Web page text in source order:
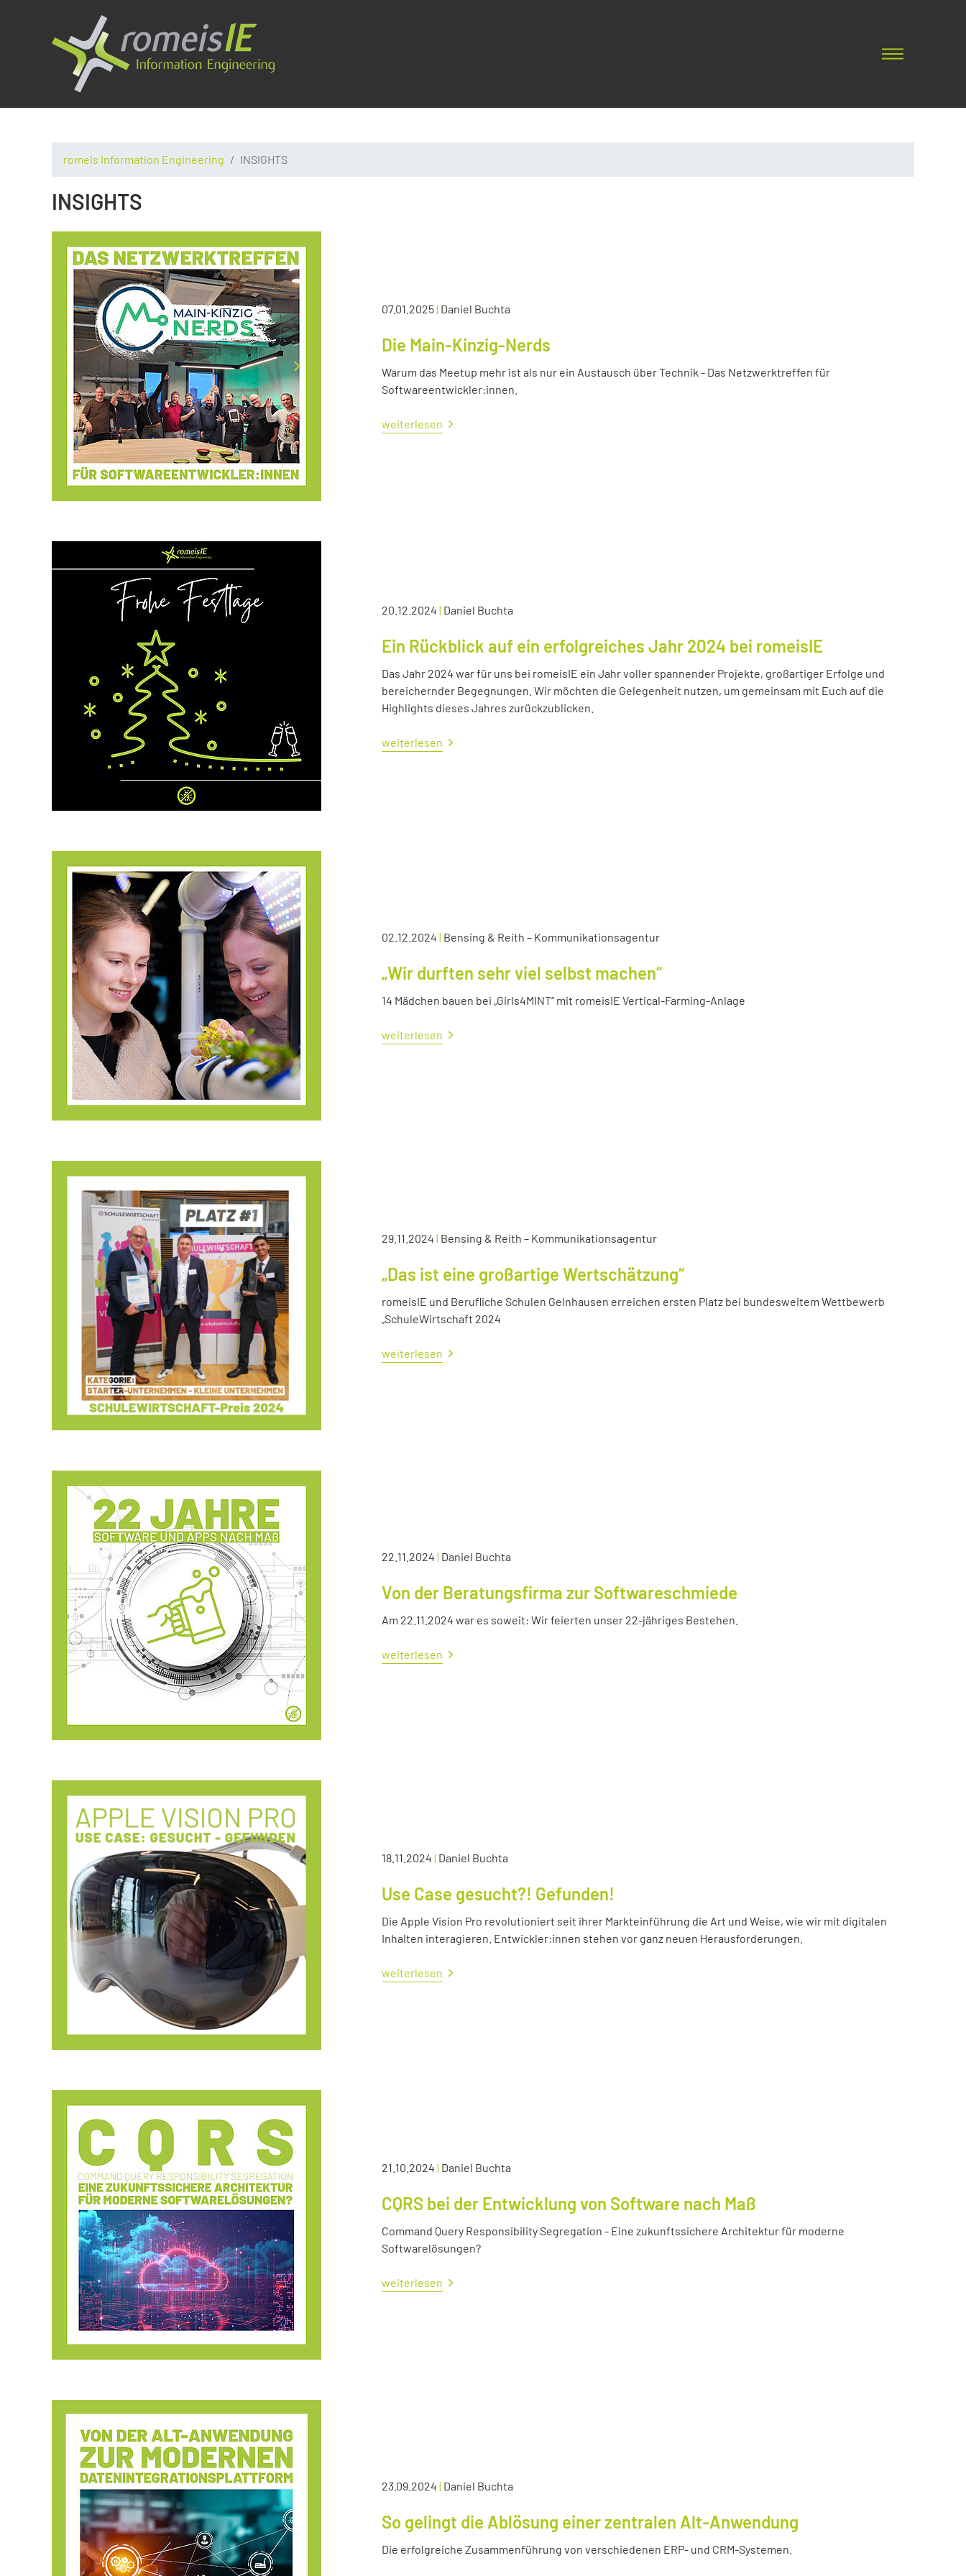
romeis Information Engineering INSIGHTS
INSIGHTS
07.01.2025| Daniel Buchta
Die Main-Kinzig-Nerds
Warum das Meetup mehr ist als nur ein Austausch über Technik - Das Netzwerktreffen für
Softwareentwickler:innen.
weiterlesen
20.12.2024 | Daniel Buchta
Ein Rückblick auf ein erfolgreiches Jahr 2024 bei romeisIE
Das Jahr 2024 war für uns bei romeisIE ein Jahr voller spannender Projekte, großartiger Erfolge und
bereichernder Begegnungen. Wir möchten die Gelegenheit nutzen, um gemeinsam mit Euch auf die
Highlights dieses Jahres zurückzublicken.
weiterlesen
02.12.2024 | Bensing & Reith – Kommunikationsagentur
„Wir durften sehr viel selbst machen“
14 Mädchen bauen bei „Girls4MINT“ mit romeisIE Vertical-Farming-Anlage
weiterlesen
29.11.2024 | Bensing & Reith – Kommunikationsagentur
„Das ist eine großartige Wertschätzung“
romeisIE und Berufliche Schulen Gelnhausen erreichen ersten Platz bei bundesweitem Wettbewerb
„SchuleWirtschaft 2024
weiterlesen
22.11.2024 | Daniel Buchta
Von der Beratungsfirma zur Softwareschmiede
Am 22.11.2024 war es soweit: Wir feierten unser 22-jähriges Bestehen.
weiterlesen
18.11.2024 | Daniel Buchta
Use Case gesucht?! Gefunden!
Die Apple Vision Pro revolutioniert seit ihrer Markteinführung die Art und Weise, wie wir mit digitalen
Inhalten interagieren. Entwickler:innen stehen vor ganz neuen Herausforderungen.
weiterlesen
21.10.2024 | Daniel Buchta
CQRS bei der Entwicklung von Software nach Maß
Command Query Responsibility Segregation - Eine zukunftssichere Architektur für moderne
Softwarelösungen?
weiterlesen
23.09.2024 | Daniel Buchta
So gelingt die Ablösung einer zentralen Alt-Anwendung
Die erfolgreiche Zusammenführung von verschiedenen ERP- und CRM-Systemen.